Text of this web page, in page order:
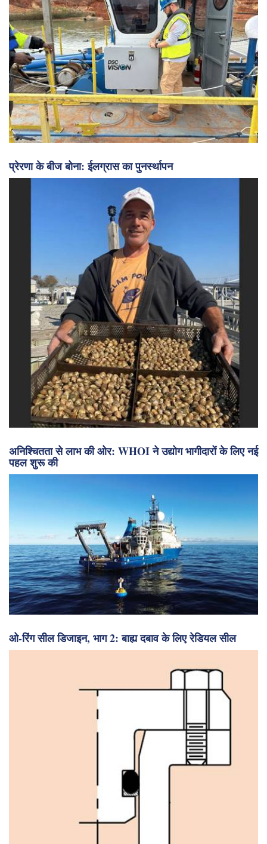
प्रेरणा के बीज बोना: ईलग्रास का पुनर्स्थापन
अनिश्चितता से लाभ की ओर: WHOI ने उद्योग भागीदारों के लिए नई
पहल शुरू की
ओ-रिंग सील डिजाइन, भाग 2: बाह्य दबाव के लिए रेडियल सील